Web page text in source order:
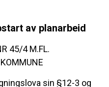
av planarbeid
45/4 M.FL.
sin §12-3 og